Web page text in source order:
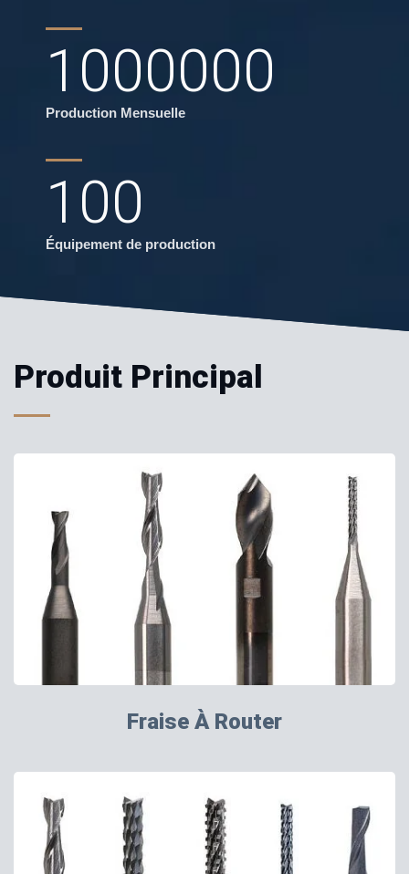
1000000
Production Mensuelle
100
Équipement de production
Produit Principal
Fraise À Router